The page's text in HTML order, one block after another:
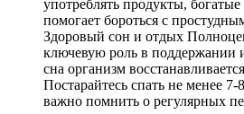
употреблять продукты,
помогает бороться с
Здоровый сон и отдых
ключевую роль в поддержании
сна организм
Постарайтесь спать не менее
важно помнить о регулярных